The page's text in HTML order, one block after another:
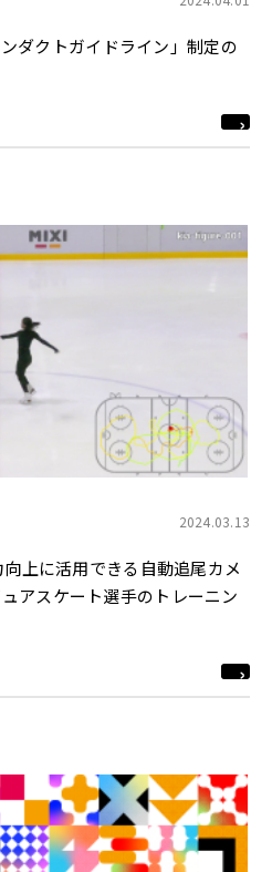
ダクトガイドライン」制定の
2024.03.13
上に活用できる自動追尾カメ
アスケート選手のトレーニン